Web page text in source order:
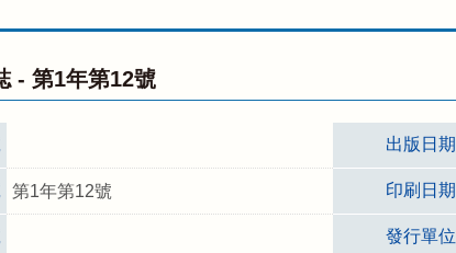
- 第1年第12號
出版日期
第1年第12號 印刷日期
發行單位